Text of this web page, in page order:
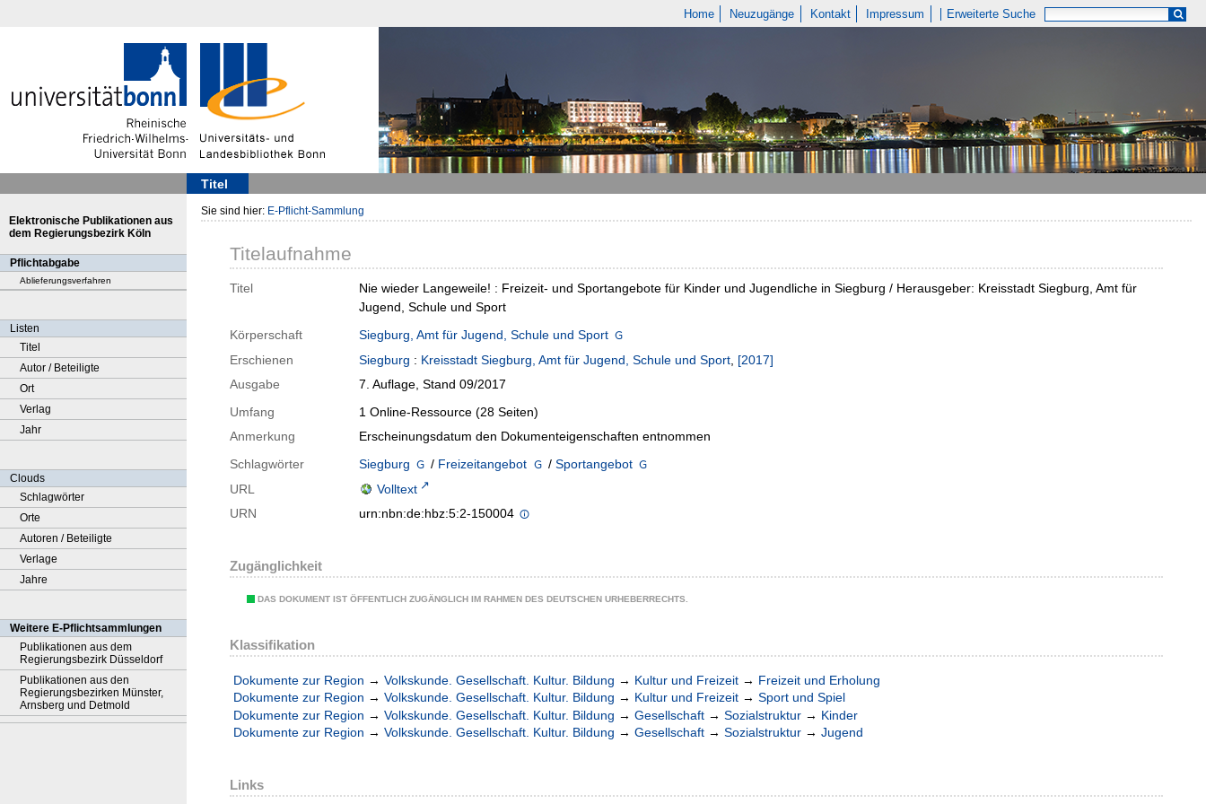
Home Neuzugänge Kontakt Impressum Erweiterte Suche
Titel
Elektronische Publikationen aus
dem Regierungsbezirk Köln
Pflichtabgabe
Ablieferungsverfahren
Listen
Titel
Autor / Beteiligte
Ort
Verlag
Jahr
Clouds
Schlagwörter
Orte
Autoren / Beteiligte
Verlage
Jahre
Weitere E-Pflichtsammlungen
Publikationen aus dem
Regierungsbezirk Düsseldorf
Publikationen aus den
Regierungsbezirken Münster,
Arnsberg und Detmold
Sie sind hier: E-Pflicht-Sammlung
Titelaufnahme
Titel
Nie wieder Langeweile! : Freizeit- und Sportangebote für Kinder und Jugendliche in Siegburg / Herausgeber: Kreisstadt Siegburg, Amt für
Jugend, Schule und Sport
Körperschaft
Siegburg, Amt für Jugend, Schule und Sport
Erschienen
Siegburg : Kreisstadt Siegburg, Amt für Jugend, Schule und Sport, [2017]
Ausgabe
7. Auflage, Stand 09/2017
Umfang
1 Online-Ressource (28 Seiten)
Anmerkung
Erscheinungsdatum den Dokumenteigenschaften entnommen
Schlagwörter
Siegburg / Freizeitangebot / Sportangebot
URL
Volltext
URN
urn:nbn:de:hbz:5:2-150004
Zugänglichkeit
DAS DOKUMENT IST ÖFFENTLICH ZUGÄNGLICH IM RAHMEN DES DEUTSCHEN URHEBERRECHTS.
Klassifikation
Dokumente zur Region → Volkskunde. Gesellschaft. Kultur. Bildung → Kultur und Freizeit → Freizeit und Erholung
Dokumente zur Region → Volkskunde. Gesellschaft. Kultur. Bildung → Kultur und Freizeit → Sport und Spiel
Dokumente zur Region → Volkskunde. Gesellschaft. Kultur. Bildung → Gesellschaft → Sozialstruktur → Kinder
Dokumente zur Region → Volkskunde. Gesellschaft. Kultur. Bildung → Gesellschaft → Sozialstruktur → Jugend
Links